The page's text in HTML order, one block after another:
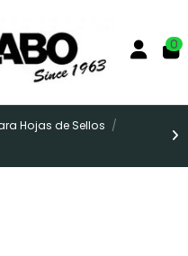
0
Hojas de Sellos